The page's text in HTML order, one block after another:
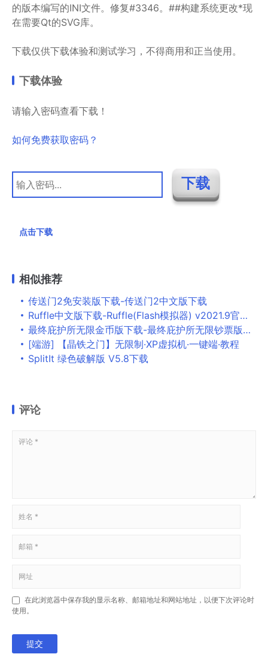
的版本编写的INI文件。修复#3346。##构建系统更改*现
在需要Qt的SVG库。
下载仅供下载体验和测试学习，不得商用和正当使用。
下载体验
请输入密码查看下载！
如何免费获取密码？
点击下载
相似推荐
传送门2免安装版下载-传送门2中文版下载
Ruffle中文版下载-Ruffle(Flash模拟器) v2021.9官方版下载
最终庇护所无限金币版下载-最终庇护所无限钞票版下载v1.0.7
[端游] 【晶铁之门】无限制·XP虚拟机·一键端·教程
SplitIt 绿色破解版 V5.8下载
评论
在此浏览器中保存我的显示名称、邮箱地址和网站地址，以便下次评论时
使用。
提交